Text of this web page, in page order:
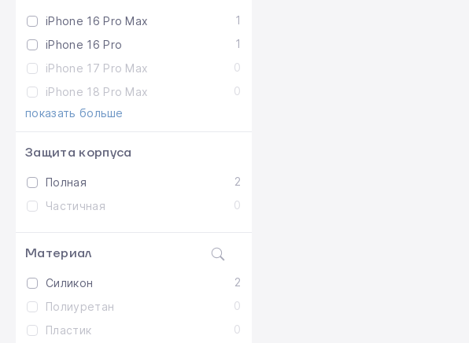
iPhone 16 Pro Max
1
iPhone 16 Pro
1
iPhone 17 Pro Max
0
iPhone 18 Pro Max
0
показать больше
Защита корпуса
Полная
2
Частичная
0
Материал
Силикон
2
Полиуретан
0
Пластик
0